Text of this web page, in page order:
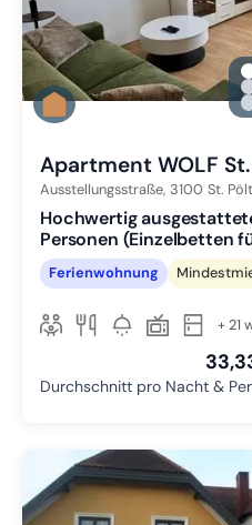
Apartment WOLF
Ausstellungsstraße, 3100 St.
Hochwertig
Personen (Einzelbetten
Ferienwohnung
+ 21
Durchschnitt pro Nacht &